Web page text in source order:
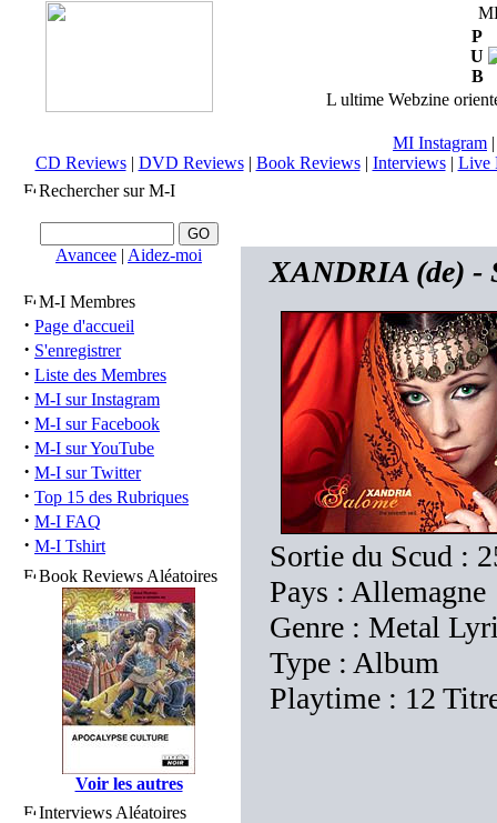
P
U
B
L ultime Webzine
MI Instagram
CD Reviews| DVD Reviews| Book Reviews| Interviews| Live
Rechercher sur M-I
Avancee | Aidez-moi
M-I Membres
· Page d'accueil
· S'enregistrer
· Liste des Membres
· M-I sur Instagram
· M-I sur Facebook
· M-I sur YouTube
· M-I sur Twitter
· Top 15 des Rubriques
· M-I FAQ
· M-I Tshirt
Book Reviews Aléatoires
Voir les autres
Interviews Aléatoires
XANDRIA (de) -
Sortie du Scud :
Pays : Allemagne
Genre : Metal
Type : Album
Playtime : 12